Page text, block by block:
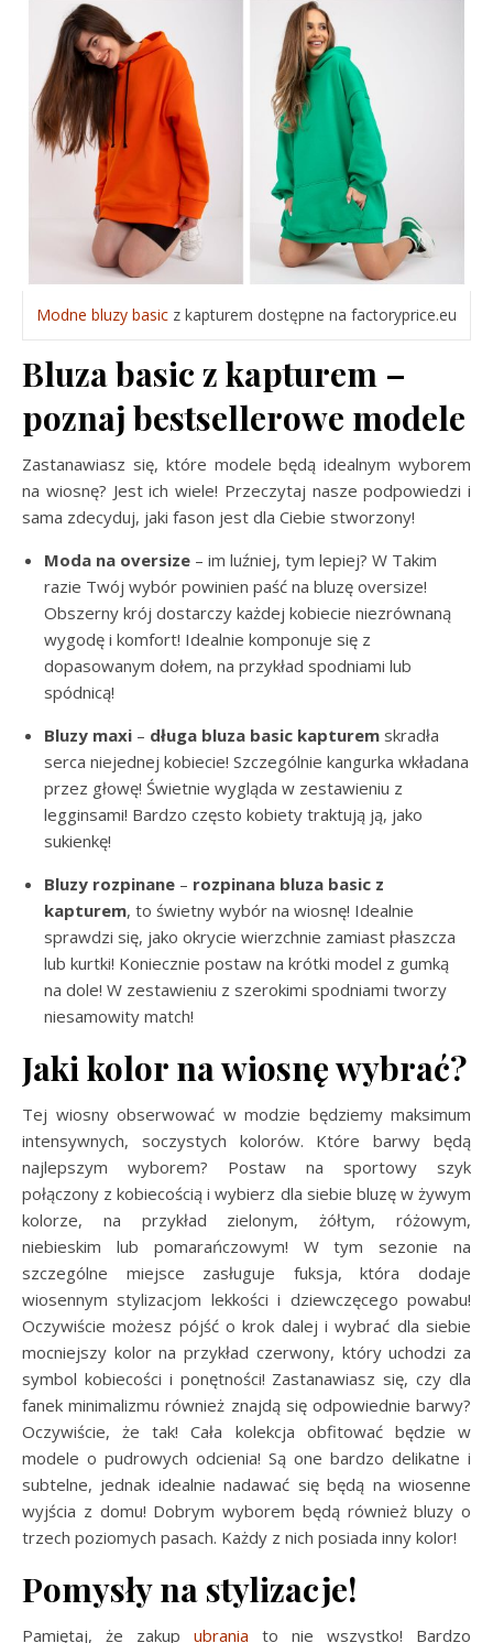
Modne bluzy basic z kapturem dostępne na factoryprice.eu
Bluza basic z kapturem –
poznaj bestsellerowe modele
Zastanawiasz się, które modele będą idealnym wyborem
na wiosnę? Jest ich wiele! Przeczytaj nasze podpowiedzi i
sama zdecyduj, jaki fason jest dla Ciebie stworzony!
Moda na oversize – im luźniej, tym lepiej? W Takim
razie Twój wybór powinien paść na bluzę oversize!
Obszerny krój dostarczy każdej kobiecie niezrównaną
wygodę i komfort! Idealnie komponuje się z
dopasowanym dołem, na przykład spodniami lub
spódnicą!
Bluzy maxi – długa bluza basic kapturem skradła
serca niejednej kobiecie! Szczególnie kangurka wkładana
przez głowę! Świetnie wygląda w zestawieniu z
legginsami! Bardzo często kobiety traktują ją, jako
sukienkę!
Bluzy rozpinane – rozpinana bluza basic z
kapturem, to świetny wybór na wiosnę! Idealnie
sprawdzi się, jako okrycie wierzchnie zamiast płaszcza
lub kurtki! Koniecznie postaw na krótki model z gumką
na dole! W zestawieniu z szerokimi spodniami tworzy
niesamowity match!
Jaki kolor na wiosnę wybrać?
Tej wiosny obserwować w modzie będziemy maksimum
intensywnych, soczystych kolorów. Które barwy będą
najlepszym wyborem? Postaw na sportowy szyk
połączony z kobiecością i wybierz dla siebie bluzę w żywym
kolorze, na przykład zielonym, żółtym, różowym,
niebieskim lub pomarańczowym! W tym sezonie na
szczególne miejsce zasługuje fuksja, która dodaje
wiosennym stylizacjom lekkości i dziewczęcego powabu!
Oczywiście możesz pójść o krok dalej i wybrać dla siebie
mocniejszy kolor na przykład czerwony, który uchodzi za
symbol kobiecości i ponętności! Zastanawiasz się, czy dla
fanek minimalizmu również znajdą się odpowiednie barwy?
Oczywiście, że tak! Cała kolekcja obfitować będzie w
modele o pudrowych odcienia! Są one bardzo delikatne i
subtelne, jednak idealnie nadawać się będą na wiosenne
wyjścia z domu! Dobrym wyborem będą również bluzy o
trzech poziomych pasach. Każdy z nich posiada inny kolor!
Pomysły na stylizacje!
Pamiętaj, że zakup ubrania to nie wszystko! Bardzo